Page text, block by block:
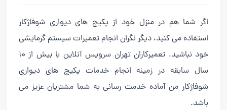
اگر شما هم در منزل خود از پکیج های دیواری شوفاژکار
استفاده می کنید، دیگر نگران انجام تعمیرات سیستم گرمایشی
خود نباشید. تعمیرکاران تهران سرویس آنلاین با بیش از ۱۰
سال سابقه در زمینه انجام خدمات پکیج های دیواری
شوفاژکار من آماده خدمت رسانی به شما مشتریان عزیز می
باشد.